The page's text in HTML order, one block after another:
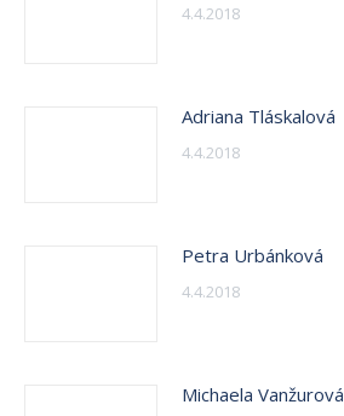
4.4.2018
Adriana Tláskalová
4.4.2018
Petra Urbánková
4.4.2018
Michaela Vanžurová